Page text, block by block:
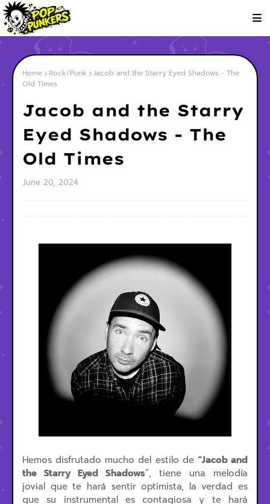
Home Rock/Punk
Jacob and the Starry Eyed Shadows - The
Old Times
Jacob and the Starry
Eyed Shadows - The
Old Times
June 20, 2024
Hemos disfrutado mucho del estilo de “Jacob and
the Starry Eyed Shadows”, tiene una melodía
jovial que te hará sentir optimista, la verdad es
que su instrumental es contagiosa y te hará